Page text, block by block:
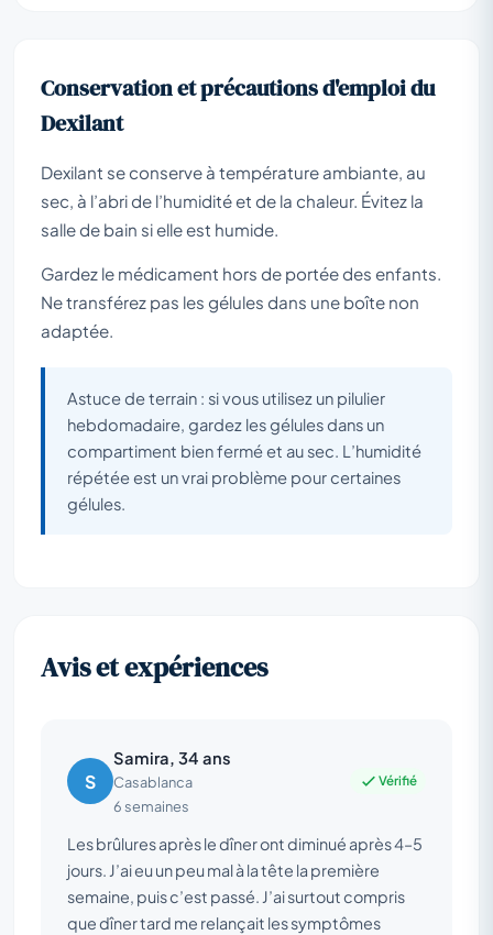
Conservation et précautions d'emploi du
Dexilant
Dexilant se conserve à température ambiante, au
sec, à l’abri de l’humidité et de la chaleur. Évitez la
salle de bain si elle est humide.
Gardez le médicament hors de portée des enfants.
Ne transférez pas les gélules dans une boîte non
adaptée.
Astuce de terrain : si vous utilisez un pilulier
hebdomadaire, gardez les gélules dans un
compartiment bien fermé et au sec. L’humidité
répétée est un vrai problème pour certaines
gélules.
Avis et expériences
S
Samira, 34 ans
Casablanca
6 semaines
Vérifié
Les brûlures après le dîner ont diminué après 4–5
jours. J’ai eu un peu mal à la tête la première
semaine, puis c’est passé. J’ai surtout compris
que dîner tard me relançait les symptômes